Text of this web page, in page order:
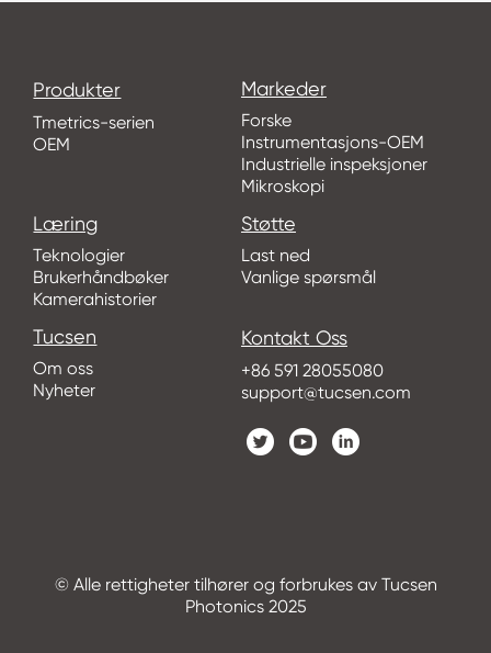
Produkter
Tmetrics-serien
OEM
Markeder
Forske
Instrumentasjons-OEM
Industrielle inspeksjoner
Mikroskopi
Læring
Teknologier
Brukerhåndbøker
Kamerahistorier
Støtte
Last ned
Vanlige spørsmål
Tucsen
Om oss
Nyheter
Kontakt Oss
+86 591 28055080
support@tucsen.com
© Alle rettigheter tilhører og forbrukes av Tucsen
Photonics 2025